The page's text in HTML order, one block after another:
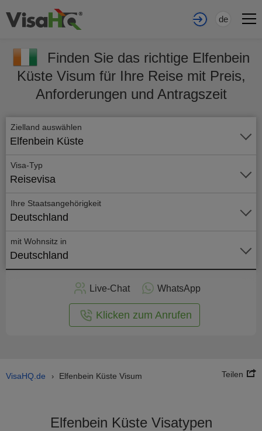
de
Finden Sie das richtige Elfenbein
Küste Visum für Ihre Reise mit Preis,
Anforderungen und Antragszeit
Zielland auswählen
Elfenbein Küste
Visa-Typ
Reisevisa
Ihre Staatsangehörigkeit
Deutschland
mit Wohnsitz in
Deutschland
Live-Chat WhatsApp
Klicken zum Anrufen
VisaHQ.de › Elfenbein Küste Visum Teilen
Elfenbein Küste Visatypen